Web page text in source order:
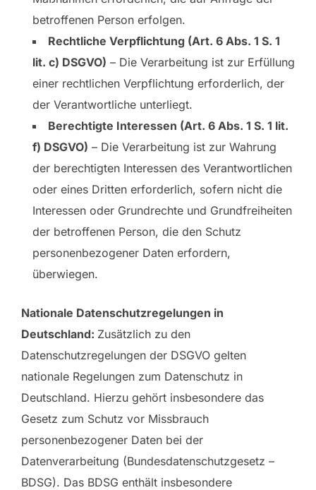
betroffenen Person erfolgen.
Rechtliche Verpflichtung (Art. 6 Abs. 1 S. 1
lit. c) DSGVO) – Die Verarbeitung ist zur Erfüllung
einer rechtlichen Verpflichtung erforderlich, der
der Verantwortliche unterliegt.
Berechtigte Interessen (Art. 6 Abs. 1 S. 1 lit.
f) DSGVO) – Die Verarbeitung ist zur Wahrung
der berechtigten Interessen des Verantwortlichen
oder eines Dritten erforderlich, sofern nicht die
Interessen oder Grundrechte und Grundfreiheiten
der betroffenen Person, die den Schutz
personenbezogener Daten erfordern,
überwiegen.
Nationale Datenschutzregelungen in
Deutschland: Zusätzlich zu den
Datenschutzregelungen der DSGVO gelten
nationale Regelungen zum Datenschutz in
Deutschland. Hierzu gehört insbesondere das
Gesetz zum Schutz vor Missbrauch
personenbezogener Daten bei der
Datenverarbeitung (Bundesdatenschutzgesetz –
BDSG). Das BDSG enthält insbesondere